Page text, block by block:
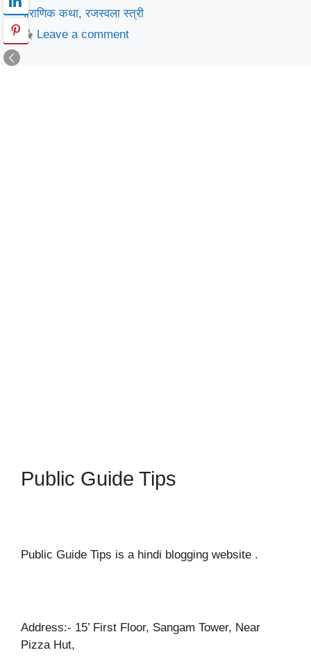
पौराणिक कथा,रजस्वला स्त्री
Leave a comment
Public Guide Tips
Public Guide Tips is a hindi blogging website .
Address:- 15’ First Floor, Sangam Tower, Near
Pizza Hut,